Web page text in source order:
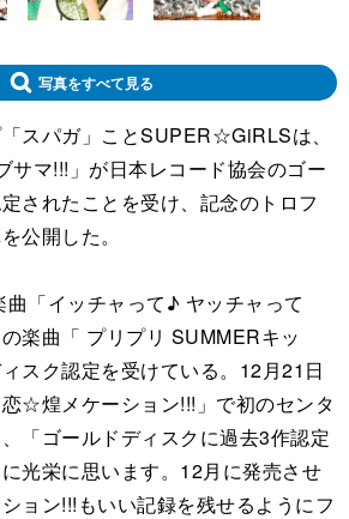
写真をすべて見る
スパガ」ことSUPER☆GiRLSは、
サマ!!!」が日本レコード協会のゴー
されたことを受け、記念のトロフ
公開した。
「イッチャって♪ ヤッチャって
楽曲「 プリプリ SUMMERキッ
スク認定を受けている。12月21日
☆煌メケーション!!!」で初のセンタ
「ゴールドディスクに過去3作認定
光栄に思います。12月に発売させ
ョン!!!もいい記録を残せるようにフ